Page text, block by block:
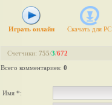
Играть онлайн Скачать для PC
Счетчики: 755/3/672
Всего комментариев: 0
Имя *: